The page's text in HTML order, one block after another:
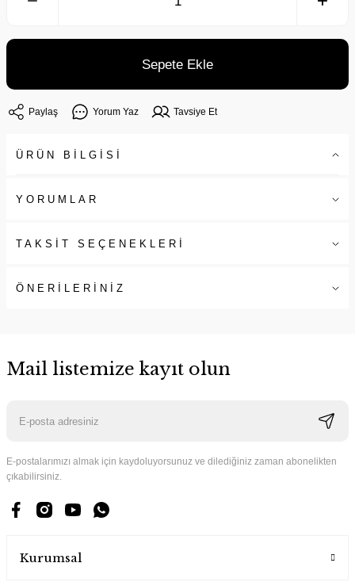
Sepete Ekle
Paylaş Yorum Yaz Tavsiye Et
ÜRÜN BİLGİSİ
YORUMLAR
TAKSİT SEÇENEKLERİ
ÖNERİLERİNİZ
Mail listemize kayıt olun
E-postalarımızı almak için kaydoluyorsunuz ve dilediğiniz zaman abonelikten
çıkabilirsiniz.
Kurumsal